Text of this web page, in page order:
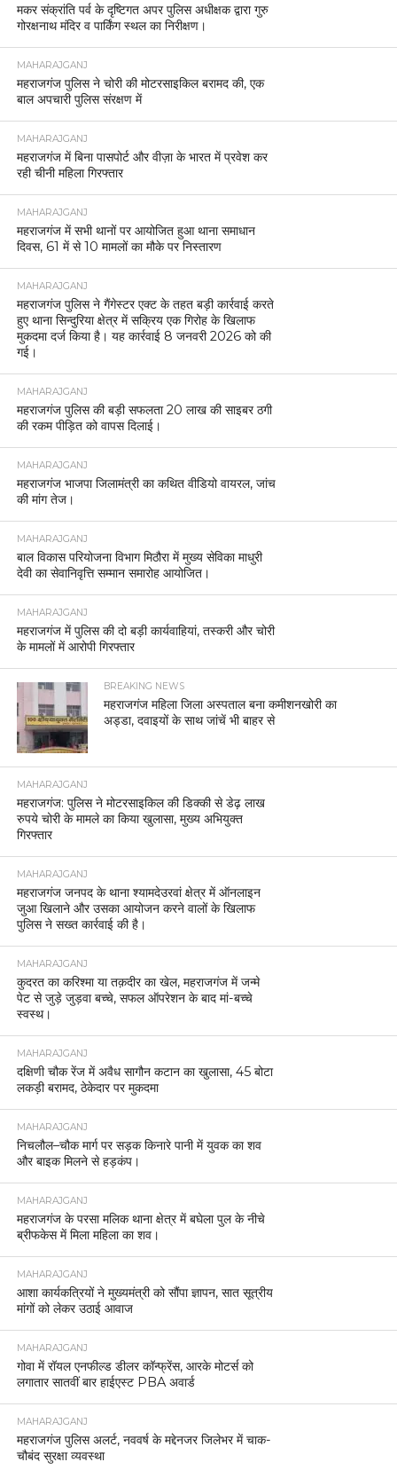
मकर संक्रांति पर्व के दृष्टिगत अपर पुलिस अधीक्षक द्वारा गुरु
गोरक्षनाथ मंदिर व पार्किंग स्थल का निरीक्षण।
MAHARAJGANJ
महराजगंज पुलिस ने चोरी की मोटरसाइकिल बरामद की, एक
बाल अपचारी पुलिस संरक्षण में
MAHARAJGANJ
महराजगंज में बिना पासपोर्ट और वीज़ा के भारत में प्रवेश कर
रही चीनी महिला गिरफ्तार
MAHARAJGANJ
महराजगंज में सभी थानों पर आयोजित हुआ थाना समाधान
दिवस, 61 में से 10 मामलों का मौके पर निस्तारण
MAHARAJGANJ
महराजगंज पुलिस ने गैंगेस्टर एक्ट के तहत बड़ी कार्रवाई करते
हुए थाना सिन्दुरिया क्षेत्र में सक्रिय एक गिरोह के खिलाफ
मुकदमा दर्ज किया है। यह कार्रवाई 8 जनवरी 2026 को की
गई।
MAHARAJGANJ
महराजगंज पुलिस की बड़ी सफलता 20 लाख की साइबर ठगी
की रकम पीड़ित को वापस दिलाई।
MAHARAJGANJ
महराजगंज भाजपा जिलामंत्री का कथित वीडियो वायरल, जांच
की मांग तेज।
MAHARAJGANJ
बाल विकास परियोजना विभाग मिठौरा में मुख्य सेविका माधुरी
देवी का सेवानिवृत्ति सम्मान समारोह आयोजित।
MAHARAJGANJ
महराजगंज में पुलिस की दो बड़ी कार्यवाहियां, तस्करी और चोरी
के मामलों में आरोपी गिरफ्तार
BREAKING NEWS
महराजगंज महिला जिला अस्पताल बना कमीशनखोरी का
अड्डा, दवाइयों के साथ जांचें भी बाहर से
MAHARAJGANJ
महराजगंज: पुलिस ने मोटरसाइकिल की डिक्की से डेढ़ लाख
रुपये चोरी के मामले का किया खुलासा, मुख्य अभियुक्त
गिरफ्तार
MAHARAJGANJ
महराजगंज जनपद के थाना श्यामदेउरवां क्षेत्र में ऑनलाइन
जुआ खिलाने और उसका आयोजन करने वालों के खिलाफ
पुलिस ने सख्त कार्रवाई की है।
MAHARAJGANJ
कुदरत का करिश्मा या तक़दीर का खेल, महराजगंज में जन्मे
पेट से जुड़े जुड़वा बच्चे, सफल ऑपरेशन के बाद मां-बच्चे
स्वस्थ।
MAHARAJGANJ
दक्षिणी चौक रेंज में अवैध सागौन कटान का खुलासा, 45 बोटा
लकड़ी बरामद, ठेकेदार पर मुकदमा
MAHARAJGANJ
निचलौल–चौक मार्ग पर सड़क किनारे पानी में युवक का शव
और बाइक मिलने से हड़कंप।
MAHARAJGANJ
महराजगंज के परसा मलिक थाना क्षेत्र में बघेला पुल के नीचे
ब्रीफकेस में मिला महिला का शव।
MAHARAJGANJ
आशा कार्यकत्रियों ने मुख्यमंत्री को सौंपा ज्ञापन, सात सूत्रीय
मांगों को लेकर उठाई आवाज
MAHARAJGANJ
गोवा में रॉयल एनफील्ड डीलर कॉन्फ्रेंस, आरके मोटर्स को
लगातार सातवीं बार हाईएस्ट PBA अवार्ड
MAHARAJGANJ
महराजगंज पुलिस अलर्ट, नववर्ष के मद्देनजर जिलेभर में चाक-
चौबंद सुरक्षा व्यवस्था